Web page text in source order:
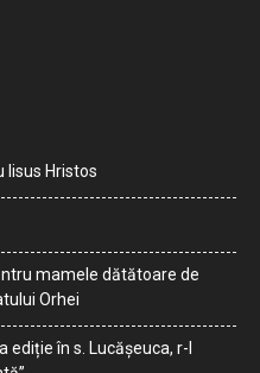
Iisus Hristos
mamele dătătoare de
Orhei
ediție în s. Lucășeuca, r-l